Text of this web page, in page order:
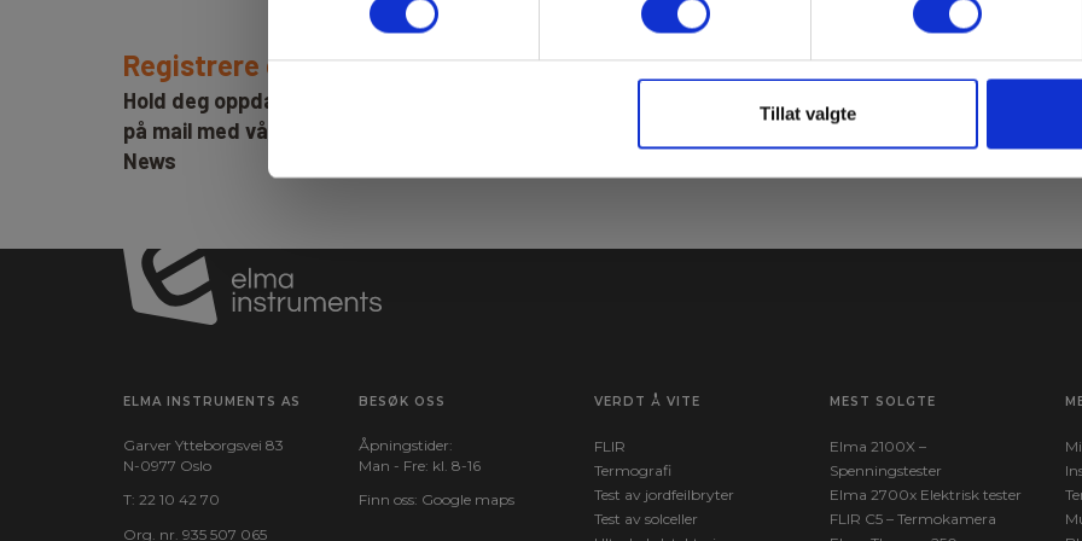
Tillat valgte
Registrere deg for nyhetsbrev!
Hold deg oppdatert og få de gode tilbudene
på mail med våre ukentlige nyhetsbrev E-
News
ELMA INSTRUMENTS AS
Garver Ytteborgsvei 83
N-0977 Oslo
T: 22 10 42 70
Org. nr. 935 507 065
BESØK OSS
Åpningstider:
Man - Fre: kl. 8-16
Finn oss: Google maps
VERDT Å VITE
FLIR
Termografi
Test av jordfeilbryter
Test av solceller
MEST SOLGTE
Elma 2100X –
Spenningstester
Elma 2700x Elektrisk tester
FLIR C5 – Termokamera